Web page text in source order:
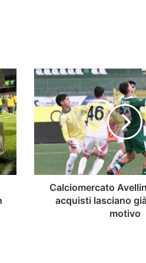
Calciomercato
i
primi
tre
acquisti
lasciano
il
segno:Calciomercato
acquisti lasciano
motivo